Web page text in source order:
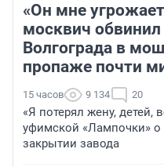
«Он мне
москвич обвинил
Волгограда в
пропаже почти
15 часов 9 134 20
«Я потерял жену, детей,
уфимской «Лампочки» о
закрытии завода